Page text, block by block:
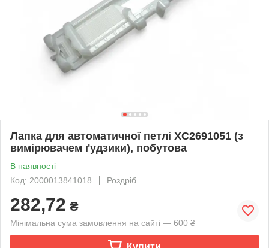
Лапка для автоматичної петлі XC2691051 (з
вимірювачем ґудзики), побутова
В наявності
Код: 2000013841018
Роздріб
282,72 ₴
Мінімальна сума замовлення на сайті — 600 ₴